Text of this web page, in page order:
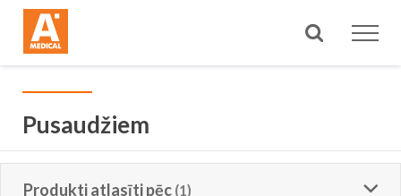
Meklēt
Pusaudžiem
Produkti atlasīti pēc